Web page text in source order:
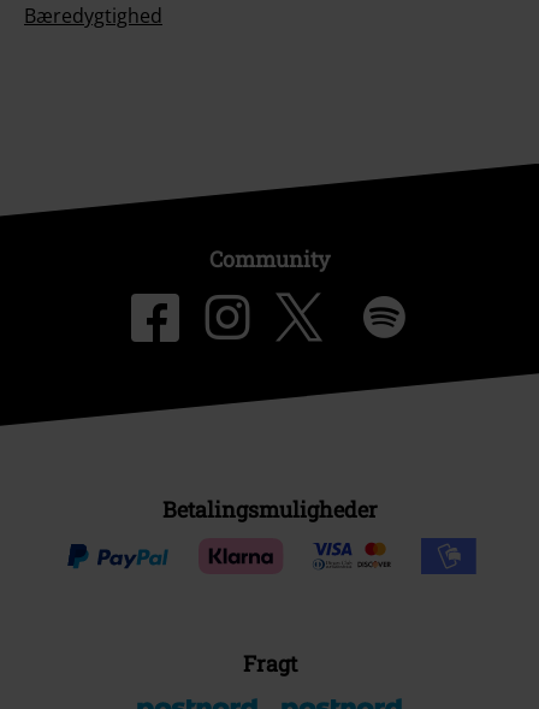
Bæredygtighed
Community
Betalingsmuligheder
Fragt